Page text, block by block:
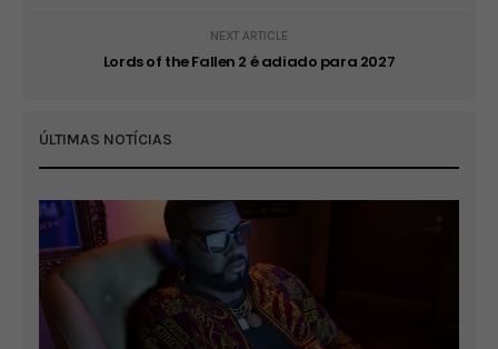
NEXT ARTICLE
Lords of the Fallen 2 é adiado para 2027
ÚLTIMAS NOTÍCIAS